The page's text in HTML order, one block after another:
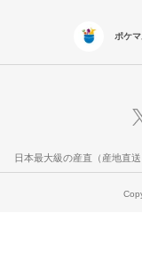
ポケ
日本最大級の産直（産地直